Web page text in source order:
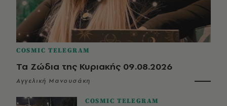
COSMIC TELEGRAM
Τα Ζώδια της Κυριακής 09.08.2026
Αγγελική Μανουσάκη
COSMIC TELEGRAM